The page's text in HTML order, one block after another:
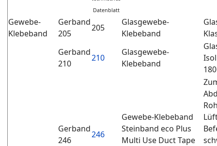
Datenblatt
Gewebe-
Klebeband
Gerband
205
205
Glasgewebe-
Klebeband
Gerband
210
210
Glasgewebe-
Klebeband
Gerband
246
246
Gewebe-Klebeband
Steinband eco Plus
Multi Use Duct Tape